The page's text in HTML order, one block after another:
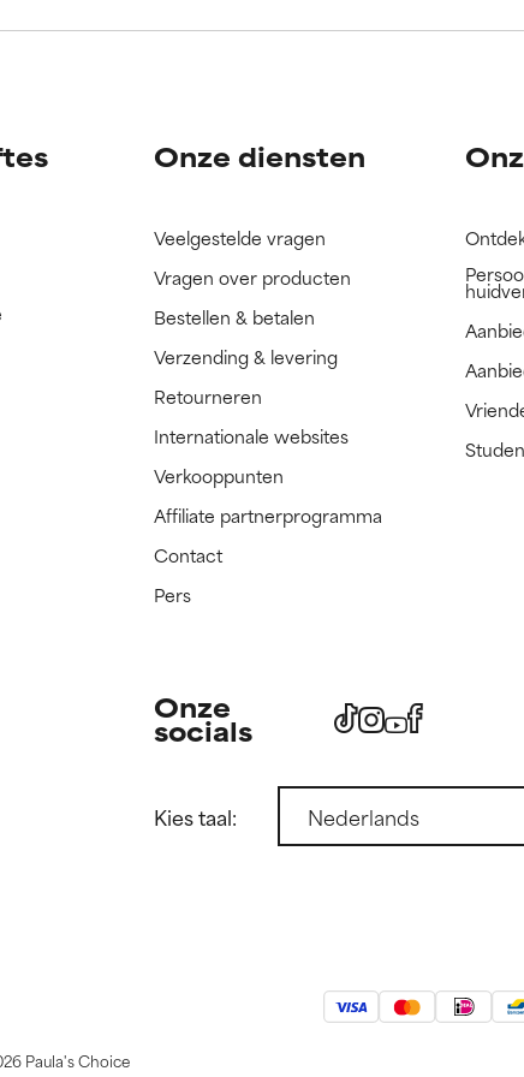
we het onderzoek ernaar nog niet
we het onderzoek ernaar nog niet
Onze diensten
Veelgestelde vragen
Vragen over producten
Bestellen & betalen
Verzending & levering
Retourneren
Internationale websites
Verkooppunten
Affiliate partnerprogramma
Contact
Pers
Onze
socials
Kies taal:
Paula's Choice